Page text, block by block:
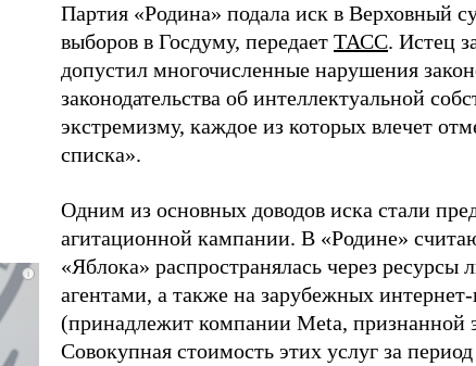
Партия «Родина» подала иск в Верховный
выборов в Госдуму, передает ТАСС. Истец
допустил многочисленные нарушения
законодательства об интеллектуальной
экстремизму, каждое из которых влечет
списка».
Одним из основных доводов иска стали
агитационной кампании. В «Родине»
«Яблока» распространялась через
агентами, а также на зарубежных
(принадлежит компании Meta, признанной
Совокупная стоимость этих услуг за